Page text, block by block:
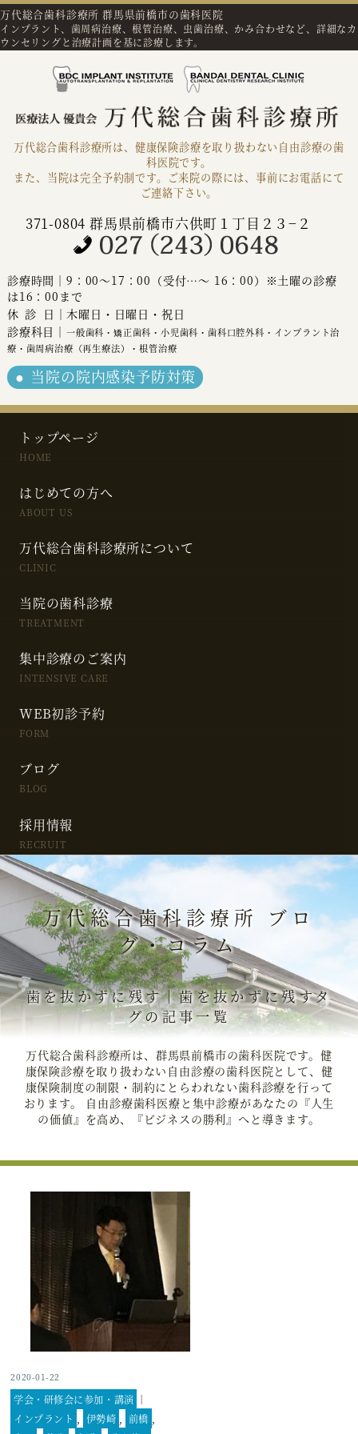
万代総合歯科診療所 群馬県前橋市の歯科医院
インプラント、歯周病治療、根管治療、虫歯治療、かみ合わせなど、詳細なカ
ウンセリングと治療計画を基に診療します。
万代総合歯科診療所は、健康保険診療を取り扱わない自由診療の歯
科医院です。
また、当院は完全予約制です。ご来院の際には、事前にお電話にて
ご連絡下さい。
371-0804 群馬県前橋市六供町１丁目２３−２
診療時間｜9：00～17：00（受付…～ 16：00）※土曜の診療
は16：00まで
休診 日｜木曜日・日曜日・祝日
診療科目｜ 一般歯科・矯正歯科・小児歯科・歯科口腔外科・インプラント治
療・歯周病治療（再生療法）・根管治療
当院の院内感染予防対策
トップページ
HOME
はじめての方へ
ABOUT US
万代総合歯科診療所について
CLINIC
当院の歯科診療
TREATMENT
集中診療のご案内
INTENSIVE CARE
WEB初診予約
FORM
ブログ
BLOG
採用情報
RECRUIT
万代総合歯科診療所 ブロ
グ・コラム
歯を抜かずに残す｜歯を抜かずに残すタ
グの記事一覧
万代総合歯科診療所は、群馬県前橋市の歯科医院です。健
康保険診療を取り扱わない自由診療の歯科医院として、健
康保険制度の制限・制約にとらわれない歯科診療を行って
おります。 自由診療歯科医療と集中診療があなたの『人生
の価値』を高め、『ビジネスの勝利』へと導きます。
2020-01-22
学会・研修会に参加・講演 ｜
インプラント
伊勢崎 前橋